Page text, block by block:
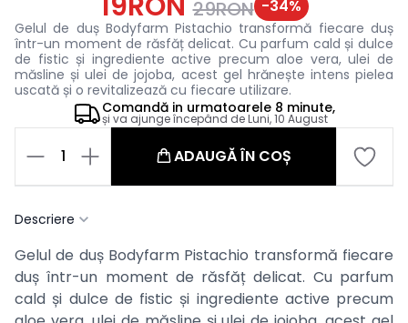
29RON -34%
Gelul de duș Bodyfarm Pistachio transformă fiecare duș
într-un moment de răsfăț delicat. Cu parfum cald și dulce
de fistic și ingrediente active precum aloe vera, ulei de
măsline și ulei de jojoba, acest gel hrănește intens pielea
uscată și o revitalizează cu fiecare utilizare.
Comandă in urmatoarele 8 minute,
și va ajunge începând deLuni, 10 August
1 ADAUGĂ ÎN COȘ
Descriere
Gelul de duș Bodyfarm Pistachio transformă fiecare
duș într-un moment de răsfăț delicat. Cu parfum
cald și dulce de fistic și ingrediente active precum